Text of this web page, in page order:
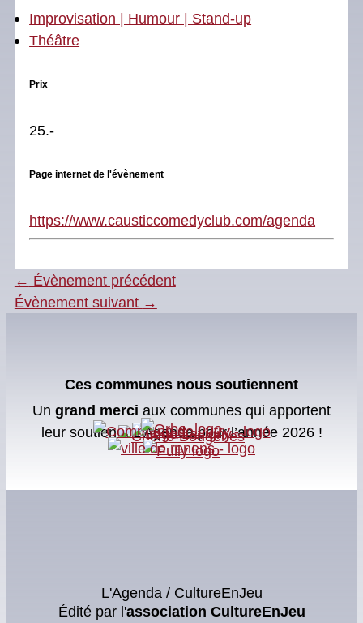
Improvisation | Humour | Stand-up
Théâtre
Prix
25.-
Page internet de l'évènement
https://www.causticcomedyclub.com/agenda
← Évènement précédent
Évènement suivant →
Ces communes nous soutiennent
Un grand merci aux communes qui apportent
leur soutien à L’Agenda pour l’année 2026 !
L'Agenda / CultureEnJeu
Édité par l'association CultureEnJeu